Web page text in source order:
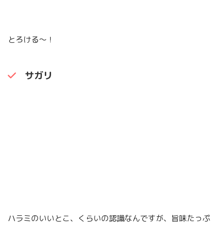
とろける〜！
サガリ
ハラミのいいとこ、くらいの認識なんですが、旨味たっぷ